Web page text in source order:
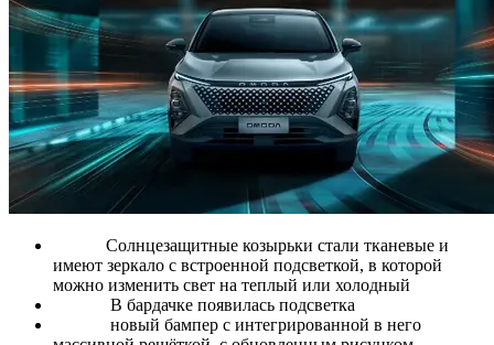
Солнцезащитные козырьки стали тканевые и
имеют зеркало с встроенной подсветкой, в которой
можно изменить свет на теплый или холодный
В бардачке появилась подсветка
новый бампер с интегрированной в него